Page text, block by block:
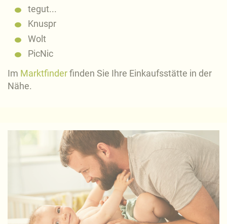
tegut...
Knuspr
Wolt
PicNic
Im Marktfinderfinden Sie Ihre Einkaufsstätte in der
Nähe.